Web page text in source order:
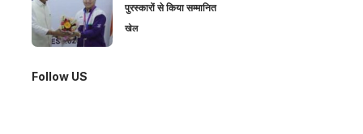
पुरस्कारों से किया सम्मानित
खेल
Follow US